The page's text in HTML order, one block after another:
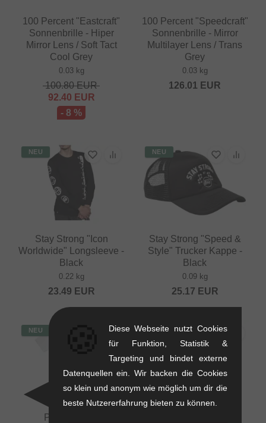
100 Percent "Eastcraft"
Sonnenbrille - Hiper
Mirror Lens / Soft Tact
Cool Grey
0.03 kg
100.80EUR
92.40 EUR
- 8 %
100 Percent "Speedcraft"
Sonnenbrille - Mirror
Multilayer Lens / Trans
Grey
0.03 kg
126.01 EUR
NEU
Stay Strong "Icon
Worldwide" Longsleeve -
Black
0.22 kg
23.49 EUR
NEU
Stay Strong "Speed &
Style" Trucker Kappe -
Black
0.09 kg
25.17 EUR
NEU
Pride Racing
NEU
Diese Webseite nutzt Cookies
für Funktion, Statistik &
Targeting und bindet externe
Datenquellen ein. Wir backen die Cookies
so klein und anonym wie möglich um dir die
beste Nutzererfahrung bieten zu können.